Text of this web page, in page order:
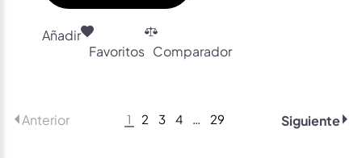
Añadir
Favoritos Comparador
Anterior 1 2 3 4 … 29 Siguiente